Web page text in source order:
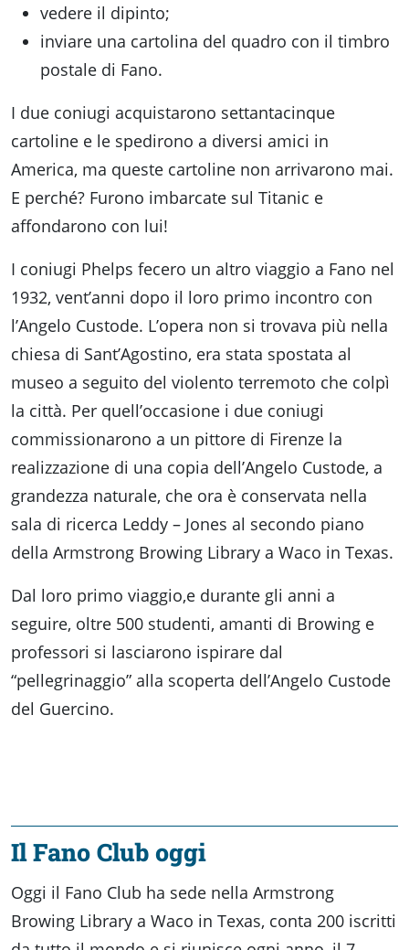
vedere il dipinto;
inviare una cartolina del quadro con il timbro
postale di Fano.
I due coniugi acquistarono settantacinque
cartoline e le spedirono a diversi amici in
America, ma queste cartoline non arrivarono mai.
E perché? Furono imbarcate sul Titanic e
affondarono con lui!
I coniugi Phelps fecero un altro viaggio a Fano nel
1932, vent’anni dopo il loro primo incontro con
l’Angelo Custode. L’opera non si trovava più nella
chiesa di Sant’Agostino, era stata spostata al
museo a seguito del violento terremoto che colpì
la città. Per quell’occasione i due coniugi
commissionarono a un pittore di Firenze la
realizzazione di una copia dell’Angelo Custode, a
grandezza naturale, che ora è conservata nella
sala di ricerca Leddy – Jones al secondo piano
della Armstrong Browing Library a Waco in Texas.
Dal loro primo viaggio,e durante gli anni a
seguire, oltre 500 studenti, amanti di Browing e
professori si lasciarono ispirare dal
“pellegrinaggio” alla scoperta dell’Angelo Custode
del Guercino.
Il Fano Club oggi
Oggi il Fano Club ha sede nella Armstrong
Browing Library a Waco in Texas, conta 200 iscritti